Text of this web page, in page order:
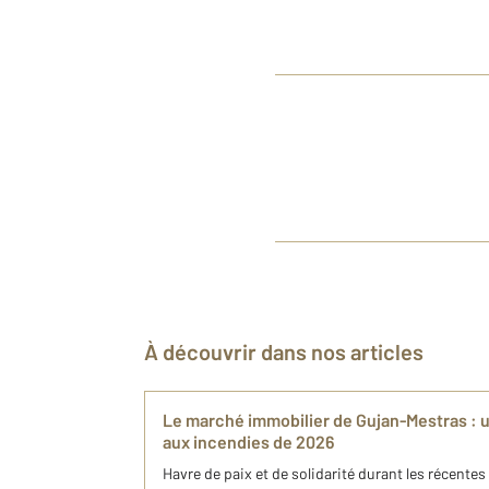
À découvrir dans nos articles
Le marché immobilier de Gujan-Mestras :
aux incendies de 2026
Havre de paix et de solidarité durant les